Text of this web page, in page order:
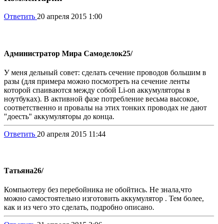
Ответить 20 апреля 2015 1:00
Администратор Мира Самоделок25/
У меня дельный совет: сделать сечение проводов большим в
разы (для примера можно посмотреть на сечение ленты
которой спаиваются между собой Li-on аккумуляторы в
ноутбуках). В активной фазе потребление весьма высокое,
соответственно и провалы на этих тонких проводах не дают
"доесть" аккумуляторы до конца.
Ответить 20 апреля 2015 11:44
Татьяна26/
Компьютеру без перебойника не обойтись. Не знала,что
можно самостоятельно изготовить аккумулятор . Тем более,
как и из чего это сделать, подробно описано.